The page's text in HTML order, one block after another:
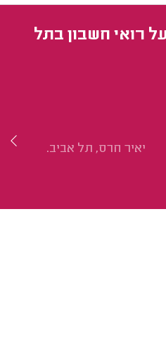
רואי חשבון בתל
יאיר חרס, תל אביב.